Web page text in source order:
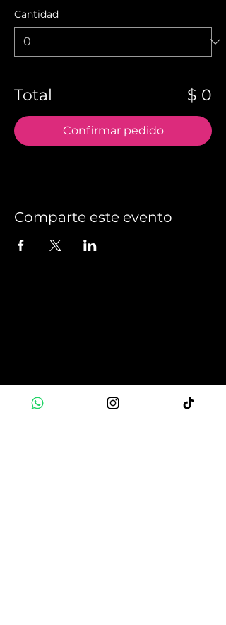
Cantidad
Total $ 0
Confirmar pedido
Comparte este evento